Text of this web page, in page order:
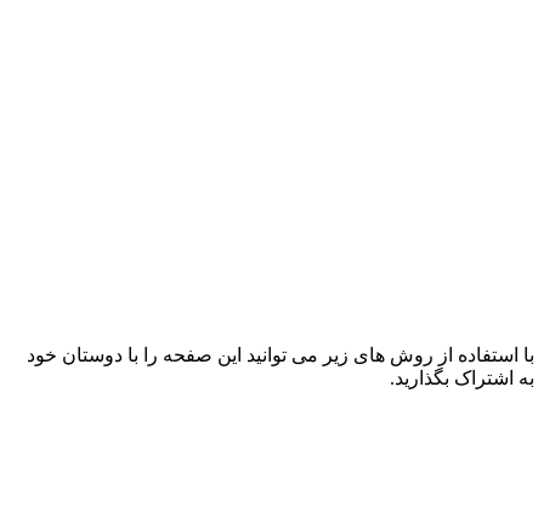
با استفاده از روش های زیر می توانید این صفحه را با دوستان خود
به اشتراک بگذارید.